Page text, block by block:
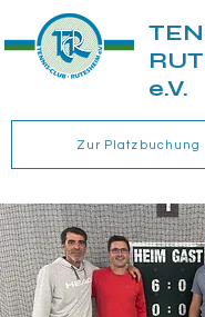
e.V.
Zur Platzbuchung